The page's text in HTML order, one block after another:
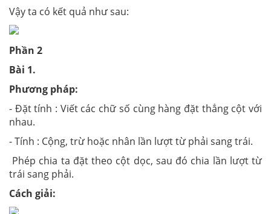
Vậy ta có kết quả như sau:
Phần 2
Bài 1.
Phương pháp:
- Đặt tính : Viết các chữ số cùng hàng đặt thẳng cột với
nhau.
- Tính : Cộng, trừ hoặc nhân lần lượt từ phải sang trái.
Phép chia ta đặt theo cột dọc, sau đó chia lần lượt từ
trái sang phải.
Cách giải: